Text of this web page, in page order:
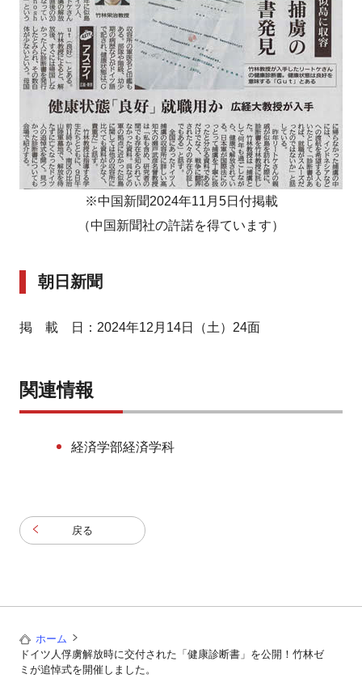
※中国新聞2024年11月5日付掲載
（中国新聞社の許諾を得ています）
朝日新聞
掲 載 日：2024年12月14日（土）24面
関連情報
経済学部経済学科
戻る
ホーム
ドイツ人俘虜解放時に交付された「健康診断書」を公開！竹林ゼ
ミが追悼式を開催しました。